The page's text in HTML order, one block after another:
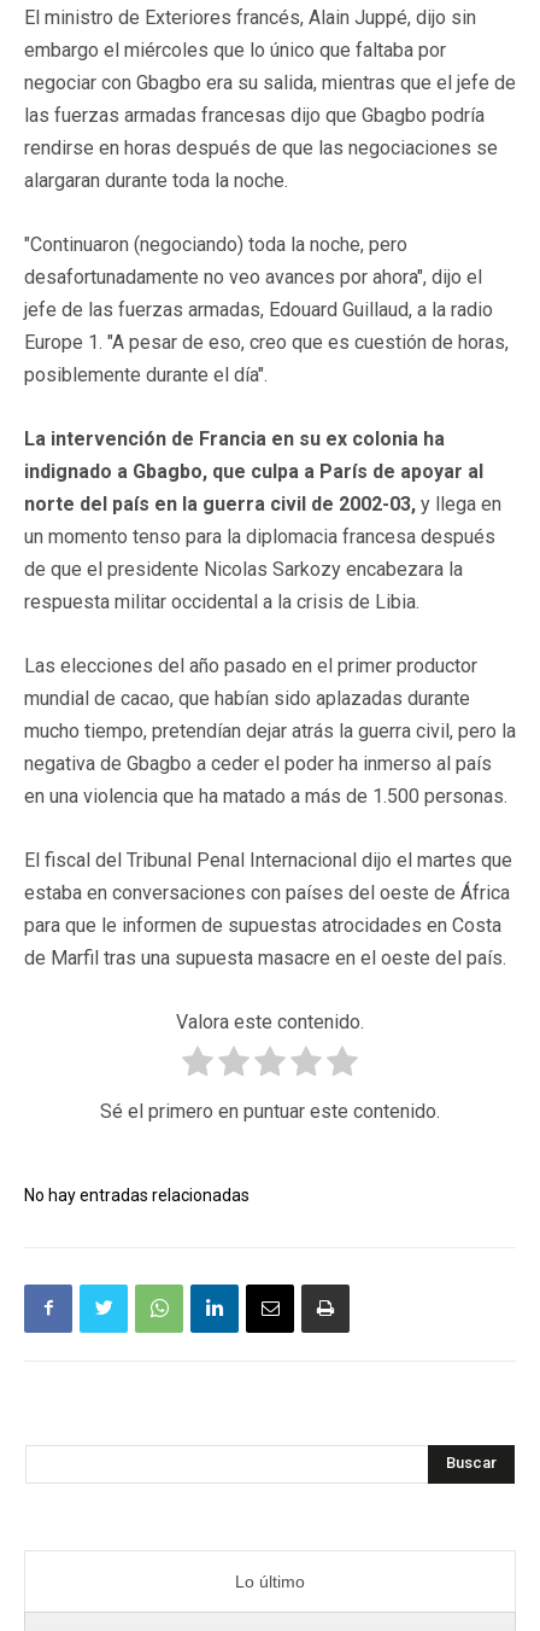
El ministro de Exteriores francés, Alain Juppé, dijo sin
embargo el miércoles que lo único que faltaba por
negociar con Gbagbo era su salida, mientras que el jefe de
las fuerzas armadas francesas dijo que Gbagbo podría
rendirse en horas después de que las negociaciones se
alargaran durante toda la noche.
"Continuaron (negociando) toda la noche, pero
desafortunadamente no veo avances por ahora", dijo el
jefe de las fuerzas armadas, Edouard Guillaud, a la radio
Europe 1. "A pesar de eso, creo que es cuestión de horas,
posiblemente durante el día".
La intervención de Francia en su ex colonia ha
indignado a Gbagbo, que culpa a París de apoyar al
norte del país en la guerra civil de 2002-03, y llega en
un momento tenso para la diplomacia francesa después
de que el presidente Nicolas Sarkozy encabezara la
respuesta militar occidental a la crisis de Libia.
Las elecciones del año pasado en el primer productor
mundial de cacao, que habían sido aplazadas durante
mucho tiempo, pretendían dejar atrás la guerra civil, pero la
negativa de Gbagbo a ceder el poder ha inmerso al país
en una violencia que ha matado a más de 1.500 personas.
El fiscal del Tribunal Penal Internacional dijo el martes que
estaba en conversaciones con países del oeste de África
para que le informen de supuestas atrocidades en Costa
de Marfil tras una supuesta masacre en el oeste del país.
Valora este contenido.
Sé el primero en puntuar este contenido.
No hay entradas relacionadas
Buscar
Lo último